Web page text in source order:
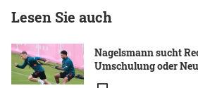
Lesen Sie auch
Nagelsmann sucht
Umschulung oder